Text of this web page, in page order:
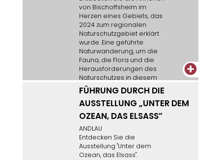
von Bischoffsheim im
Herzen eines Gebiets, das
2024 zum regionalen
Naturschutzgebiet erklärt
wurde. Eine geführte
Naturwanderung, um die
Fauna, die Flora und die
Herausforderungen des
Naturschutzes in diesem
Gebiet besser zu
verstehen. Anmeldung
beim Fremdenverkehrsamt
erforderlich, begrenzte
Teilnehmerzahl.
+
FÜHRUNG DURCH DIE
AUSSTELLUNG „UNTER DEM
OZEAN, DAS ELSASS”
ANDLAU
Entdecken Sie die
Ausstellung "Unter dem
Ozean, das Elsass".